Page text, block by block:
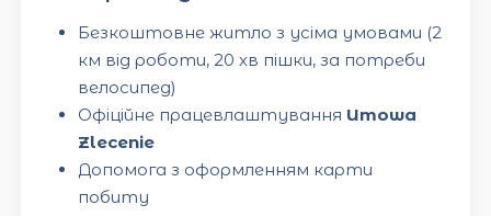
Безкоштовне житло з усіма умовами (2
км від роботи, 20 хв пішки, за потреби
велосипед)
Офіційне працевлаштування Umowa
Zlecenie
Допомога з оформленням карти
побиту